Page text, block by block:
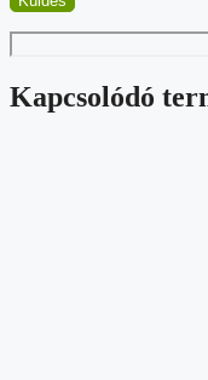
Kapcsolódó